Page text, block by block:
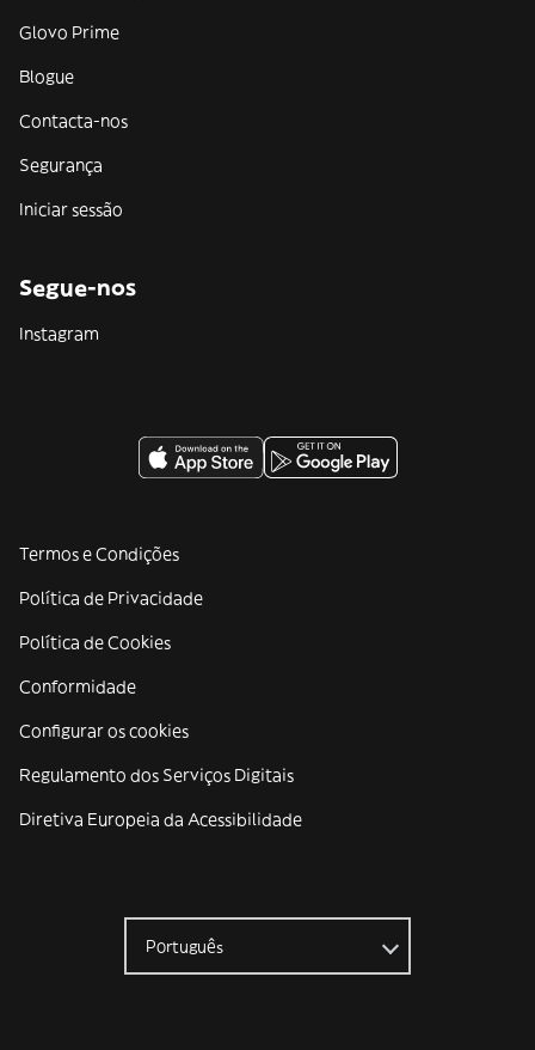
Glovo Prime
Blogue
Contacta-nos
Segurança
Iniciar sessão
Segue-nos
Instagram
Termos e Condições
Política de Privacidade
Política de Cookies
Conformidade
Configurar os cookies
Regulamento dos Serviços Digitais
Diretiva Europeia da Acessibilidade